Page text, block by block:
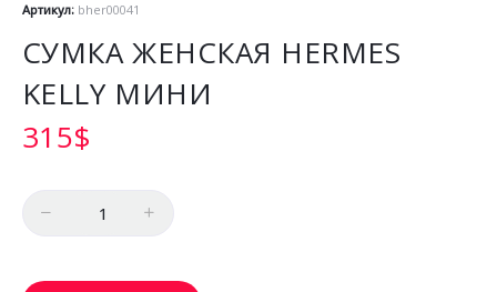
Артикул: bher00041
СУМКА ЖЕНСКАЯ HERMES
KELLY МИНИ
315$